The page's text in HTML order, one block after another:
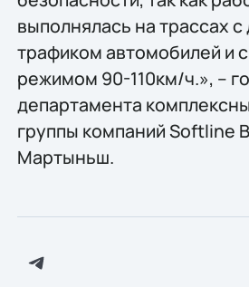
выполнялась на трассах
трафиком автомобилей и
режимом 90-110км/ч.», –
департамента
группы компаний Softline
Мартыньш.